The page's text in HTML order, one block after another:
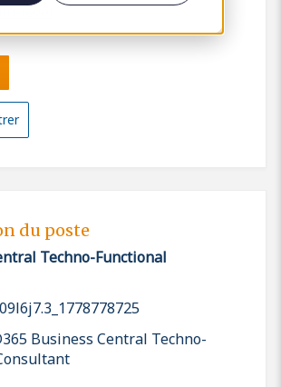
level
du poste
Techno-Functional
Business Central Techno-